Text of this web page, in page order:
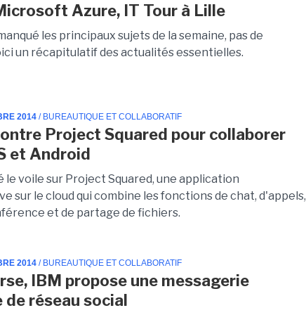
Azure, IT Tour à Lille
les principaux sujets de la semaine, pas de
un récapitulatif des actualités essentielles.
2014 / BUREAUTIQUE ET COLLABORATIF
Project Squared pour collaborer
et Android
le voile sur Project Squared, une application
sur le cloud qui combine les fonctions de chat, d'appels,
et de partage de fichiers.
2014 / BUREAUTIQUE ET COLLABORATIF
IBM propose une messagerie
réseau social